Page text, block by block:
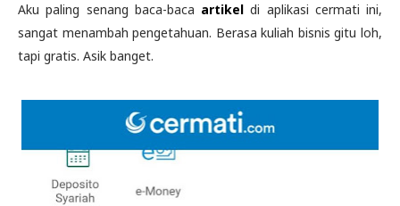
Aku paling senang baca-baca artikel di aplikasi cermati ini,
sangat menambah pengetahuan. Berasa kuliah bisnis gitu loh,
tapi gratis. Asik banget.